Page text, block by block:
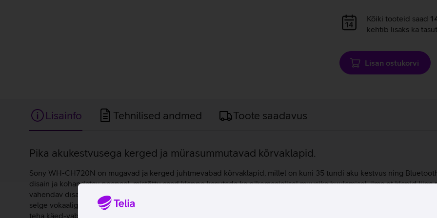
Andmete
laadimine
Kõiki tooteid saad
kehtib lisaks ka
Lisan ostukorvi
Lisainfo Tehnilised andmed Toote saadavus
Lisainfo
Pika akukestvusega kerged ja mürasummutavad kõrvaklapid.
Sony WH-CH720N on mugavad ja kerged juhtmevabad kõrvaklapid, millel on kuni 35 tundi aku kestvus ning
disain ja kohandatav peapael, mistõttu saad klappe kasutada ka pikemaajalisel muusika kuulamisel, ilma et klapid
vähendav disain edastab häält selgelt isegi tuulise ilmaga. Integreeritud V1 protsessor häälestab heli tasakaalustatult
selge vokaaliga. Kõrvaklapid analüüsivad iga kuulaja kõrvakuju individuaalselt, tagades sellega 360 kraadi heli.
teha käed-vabad kõnesid ning kasutada Alexa või Google Assistanti häälassistenti.